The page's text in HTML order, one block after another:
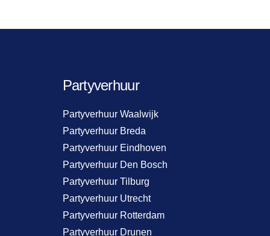
Partyverhuur
Partyverhuur Waalwijk
Partyverhuur Breda
Partyverhuur Eindhoven
Partyverhuur Den Bosch
Partyverhuur Tilburg
Partyverhuur Utrecht
Partyverhuur Rotterdam
Partyverhuur Drunen